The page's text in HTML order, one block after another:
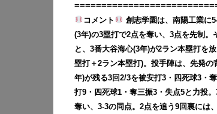
コメント
創志学園は、南陽工業に
(3年)の3塁打で2点を奪い、3点を先制
と、3番大谷海心(3年)が2ラン本塁打を
塁打＋2ラン本塁打)。投手陣は、先発
年)が残る3回2/3を被安打3・四死球3・
打9・四死球1・奪三振3・失点5と力投
奪い、3-3の同点。2点を追う9回裏には